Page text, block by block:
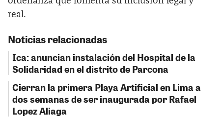
real.
Noticias relacionadas
Ica: anuncian instalación del Hospital de la
Solidaridad en el distrito de Parcona
Cierran la primera Playa Artificial en Lima a
dos semanas de ser inaugurada por Rafael
Lopez Aliaga